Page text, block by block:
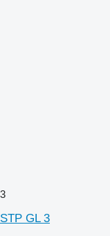
3
STP GL 3